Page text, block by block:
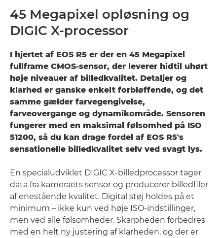
45 Megapixel opløsning og
DIGIC X-processor
I hjertet af EOS R5 er der en 45 Megapixel
fullframe CMOS-sensor, der leverer hidtil uhørt
høje niveauer af billedkvalitet. Detaljer og
klarhed er ganske enkelt forbløffende, og det
samme gælder farvegengivelse,
farveovergange og dynamikområde. Sensoren
fungerer med en maksimal følsomhed på ISO
51200, så du kan drage fordel af EOS R5's
sensationelle billedkvalitet selv ved svagt lys.
En specialudviklet DIGIC X-billedprocessor tager
data fra kameraets sensor og producerer billedfiler
af enestående kvalitet. Digital støj holdes på et
minimum – ikke kun ved høje ISO-indstillinger,
men ved alle følsomheder. Skarpheden forbedres
med en helt ny justering af klarheden, og der er